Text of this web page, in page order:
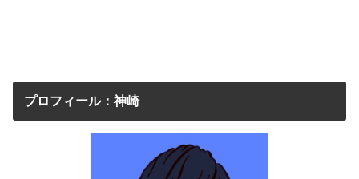
プロフィール：神崎